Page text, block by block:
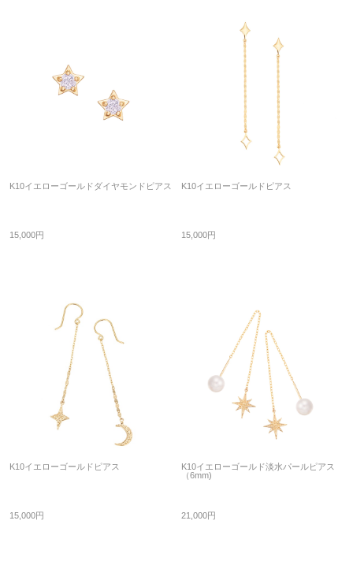
K10イエローゴールドダイヤモンドピアス
15,000円
K10イエローゴールドピアス
15,000円
K10イエローゴールドピアス
15,000円
K10イエローゴールド淡水パールピアス
（6mm)
21,000円